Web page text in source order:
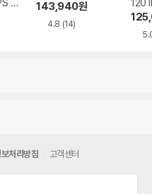
U
143,940원
4.8 (14)
120
처리방침 고객센터